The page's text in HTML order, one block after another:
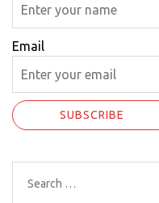
Email
Search